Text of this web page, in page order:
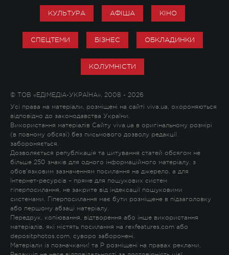
КУЛЬТУРА АФІША КІНО
СПЕЦТЕМИ БІЗНЕС ОБКЛАДИНКИ
КОЛУМНІСТИ
© ТОВ «ЕДІМЕДІА-УКРАЇНА», 2008 - 2026
Усі права на матеріали, розміщені на сайті viva.ua, охороняються
відповідно до законодавства України.
Використання матеріалів Сайту viva.ua в оригінальному розмірі
(в повному обсязі) без письмового дозволу редакції
забороняється.
Дозволяється републікація та цитування статей обсягом не
більше 250 знаків для одного інформаційного матеріалу, з
обов'язковим зазначенням посилання на джерело, а для
Інтернет-ресурсів – пряме для пошукових систем
гіперпосилання, не закрите від індексації пошуковими
системами. Гіперпосилання має бути розміщене в підзаголовку
або першому абзаці матеріалу.
Передрук, копіювання, відтворення або інше використання
матеріалів, які містять посилання на rexfeatures.com або
depositphotos.com, суворо заборонені.
Матеріали із позначками! та P розміщені на правах реклами.